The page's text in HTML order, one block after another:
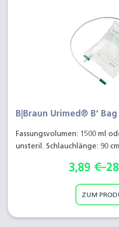
B|Braun Urimed® B‘
Fassungsvolumen: 1500 ml
unsteril. Schlauchlänge: 90
3,89 €–
ZUM